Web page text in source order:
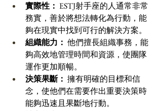
實際性： ESTJ射手座的人通常非常
務實，善於將想法轉化為行動，能
夠在現實中找到可行的解決方案。
組織能力： 他們擅長組織事務，能
夠高效地管理時間和資源，使團隊
運作更加順暢。
決策果斷： 擁有明確的目標和信
念，使他們在需要作出重要決策時
能夠迅速且果斷地行動。